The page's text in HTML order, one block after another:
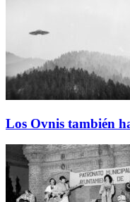
Los Ovnis también